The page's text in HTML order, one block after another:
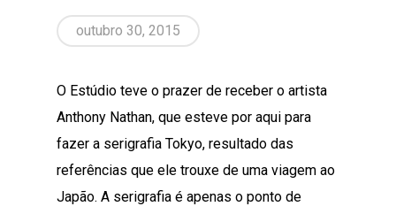
outubro 30, 2015
O Estúdio teve o prazer de receber o artista
Anthony Nathan, que esteve por aqui para
fazer a serigrafia Tokyo, resultado das
referências que ele trouxe de uma viagem ao
Japão. A serigrafia é apenas o ponto de